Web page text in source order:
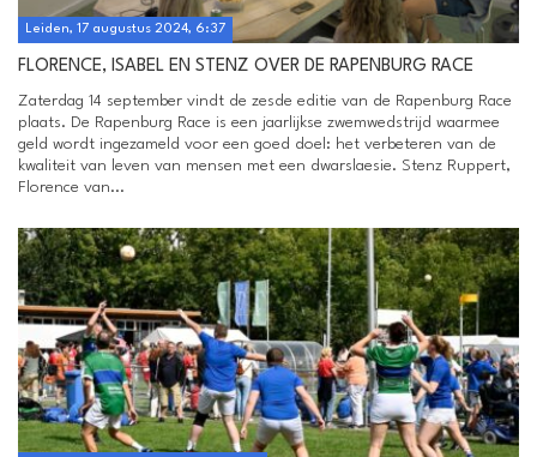
Leiden, 17 augustus 2024, 6:37
FLORENCE, ISABEL EN STENZ OVER DE RAPENBURG RACE
Zaterdag 14 september vindt de zesde editie van de Rapenburg Race
plaats. De Rapenburg Race is een jaarlijkse zwemwedstrijd waarmee
geld wordt ingezameld voor een goed doel: het verbeteren van de
kwaliteit van leven van mensen met een dwarslaesie. Stenz Ruppert,
Florence van...